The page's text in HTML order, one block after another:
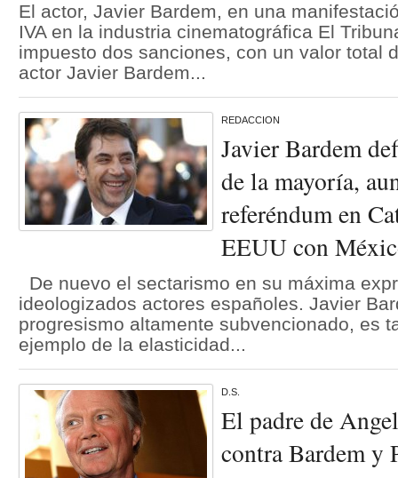
El actor, Javier Bardem, en una
IVA en la industria cinematográfica El
impuesto dos sanciones, con un valor total
actor Javier Bardem...
REDACCION
Javier Bardem
de la mayoría,
referéndum en
EEUU con
De nuevo el sectarismo en su máxima
ideologizados actores españoles. Javier
progresismo altamente subvencionado, es
ejemplo de la elasticidad...
D.S.
El padre de
contra Bardem y